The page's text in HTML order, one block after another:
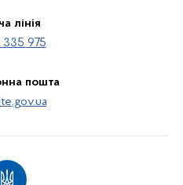
лінія
975
пошта